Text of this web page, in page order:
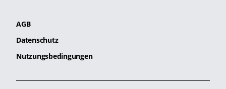
AGB
Datenschutz
Nutzungsbedingungen